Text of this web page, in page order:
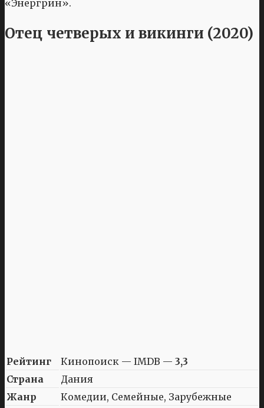
«Энергрин».
Отец четверых и викинги (2020)
Рейтинг Кинопоиск — IMDB — 3,3
Страна
Дания
Жанр
Комедии, Семейные, Зарубежные